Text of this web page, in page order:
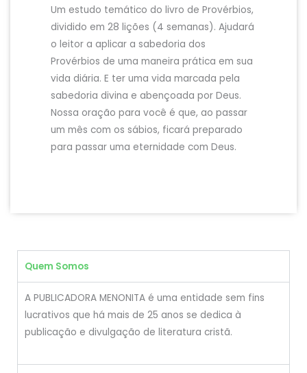
Um estudo temático do livro de Provérbios,
dividido em 28 lições (4 semanas). Ajudará
o leitor a aplicar a sabedoria dos
Provérbios de uma maneira prática em sua
vida diária. E ter uma vida marcada pela
sabedoria divina e abençoada por Deus.
Nossa oração para você é que, ao passar
um mês com os sábios, ficará preparado
para passar uma eternidade com Deus.
Quem Somos
A PUBLICADORA MENONITA é uma entidade sem fins
lucrativos que há mais de 25 anos se dedica à
publicação e divulgação de literatura cristã.